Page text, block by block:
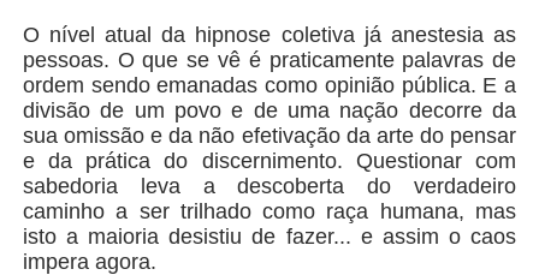
O nível atual da hipnose coletiva já anestesia as
pessoas. O que se vê é praticamente palavras de
ordem sendo emanadas como opinião pública. E a
divisão de um povo e de uma nação decorre da
sua omissão e da não efetivação da arte do pensar
e da prática do discernimento. Questionar com
sabedoria leva a descoberta do verdadeiro
caminho a ser trilhado como raça humana, mas
isto a maioria desistiu de fazer... e assim o caos
impera agora.